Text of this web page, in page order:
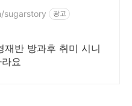
.
sugarstory 광고
재반 방과후 취미 시니
요